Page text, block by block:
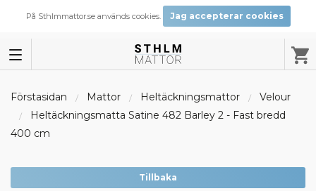
På Sthlmmattor.se används cookies. Jag accepterar cookies
Förstasidan Mattor Heltäckningsmattor
Velour
Heltäckningsmatta Satine 482 Barley 2 - Fast bredd
400 cm
Tillbaka